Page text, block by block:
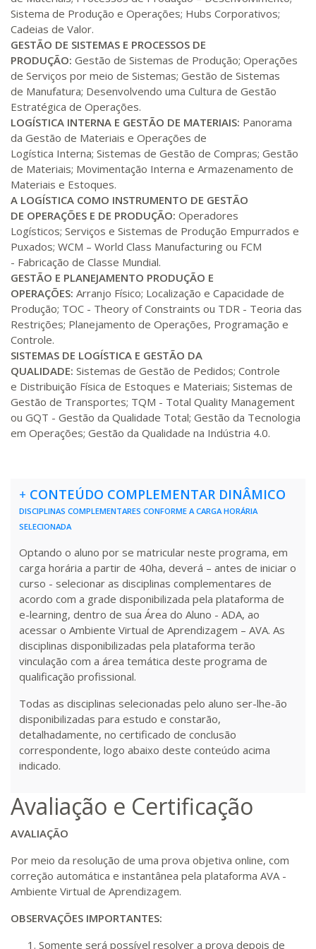
200 H 25dias 90dias
R$ 991,36
Matricular
220 H 28dias 90dias
R$ 1.090,51
Matricular
240 H 30 dias 90 dias
R$ 1.189,66
260 H 33dias
R$ 1.288,78
280 H 35dias 120dias
R$ 1.387,93
Matricular
300 H 38dias 120dias
Matricular
320 H dias
340 H 43dias 120 dias
R$ 1.685,33
Matricular
380 H 48dias 150dias
R$ 1.883,61
400 H 50dias 150dias
R$ 1.982,74
Matricular
420 H 53dias 150 dias
R$ 2.082,12
Matricular
440 H 55 dias
R$ 2.240,16
Sistema de Produção e Operações; Hubs Corporativos;
Cadeias de Valor.
GESTÃO DE SISTEMAS E PROCESSOS DE
PRODUÇÃO: Gestão de Sistemas de Produção; Operações
de Serviços por meio de Sistemas; Gestão de Sistemas
de Manufatura; Desenvolvendo uma Cultura de Gestão
Estratégica de Operações.
LOGÍSTICA INTERNA E GESTÃO DE MATERIAIS: Panorama
da Gestão de Materiais e Operações de
Logística Interna; Sistemas de Gestão de Compras; Gestão
de Materiais; Movimentação Interna e Armazenamento de
Materiais e Estoques.
A LOGÍSTICA COMO INSTRUMENTO DE GESTÃO
DE OPERAÇÕES E DE PRODUÇÃO: Operadores
Logísticos; Serviços e Sistemas de Produção Empurrados e
Puxados; WCM – World Class Manufacturing ou FCM
- Fabricação de Classe Mundial.
GESTÃO E PLANEJAMENTO PRODUÇÃO E
OPERAÇÕES: Arranjo Físico; Localização e Capacidade de
Produção; TOC - Theory of Constraints ou TDR - Teoria das
Restrições; Planejamento de Operações, Programação e
Controle.
SISTEMAS DE LOGÍSTICA E GESTÃO DA
QUALIDADE: Sistemas de Gestão de Pedidos; Controle
e Distribuição Física de Estoques e Materiais; Sistemas de
Gestão de Transportes; TQM - Total Quality Management
ou GQT - Gestão da Qualidade Total; Gestão da Tecnologia
em Operações; Gestão da Qualidade na Indústria 4.0.
+ CONTEÚDO COMPLEMENTAR DINÂMICO
DISCIPLINAS COMPLEMENTARES CONFORME A CARGA HORÁRIA
SELECIONADA
Optando o aluno por se matricular neste programa, em
carga horária a partir de 40ha, deverá – antes de iniciar o
curso - selecionar as disciplinas complementares de
acordo com a grade disponibilizada pela plataforma de
e-learning, dentro de sua Área do Aluno - ADA, ao
acessar o Ambiente Virtual de Aprendizagem – AVA. As
disciplinas disponibilizadas pela plataforma terão
vinculação com a área temática deste programa de
qualificação profissional.
Todas as disciplinas selecionadas pelo aluno ser-lhe-ão
disponibilizadas para estudo e constarão,
detalhadamente, no certificado de conclusão
correspondente, logo abaixo deste conteúdo acima
indicado.
Avaliação e Certificação
AVALIAÇÃO
Por meio da resolução de uma prova objetiva online, com
correção automática e instantânea pela plataforma AVA -
Ambiente Virtual de Aprendizagem.
OBSERVAÇÕES IMPORTANTES:
Somente será possível resolver a prova depois de